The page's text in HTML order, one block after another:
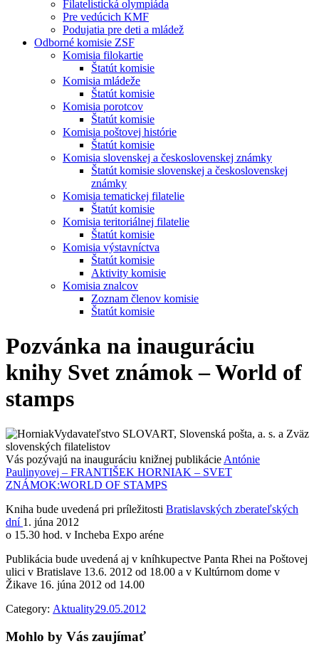
Filatelistická olympiáda
Pre vedúcich KMF
Podujatia pre deti a mládež
Odborné komisie ZSF
Komisia filokartie
Štatút komisie
Komisia mládeže
Štatút komisie
Komisia porotcov
Štatút komisie
Komisia poštovej histórie
Štatút komisie
Komisia slovenskej a československej známky
Štatút komisie slovenskej a československej
známky
Komisia tematickej filatelie
Štatút komisie
Komisia teritoriálnej filatelie
Štatút komisie
Komisia výstavníctva
Štatút komisie
Aktivity komisie
Komisia znalcov
Zoznam členov komisie
Štatút komisie
Pozvánka na inauguráciu
knihy Svet známok – World of
stamps
Vydavateľstvo SLOVART, Slovenská pošta, a. s. a Zväz
slovenských filatelistov
Vás pozývajú na inauguráciu knižnej publikácie Antónie
Paulinyovej – FRANTIŠEK HORNIAK – SVET
ZNÁMOK:WORLD OF STAMPS
Kniha bude uvedená pri príležitosti Bratislavských zberateľských
dní 1. júna 2012
o 15.30 hod. v Incheba Expo aréne
Publikácia bude uvedená aj v kníhkupectve Panta Rhei na Poštovej
ulici v Bratislave 13.6. 2012 od 18.00 a v Kultúrnom dome v
Žikave 16. júna 2012 od 14.00
Category: Aktuality29.05.2012
Mohlo by Vás zaujímať